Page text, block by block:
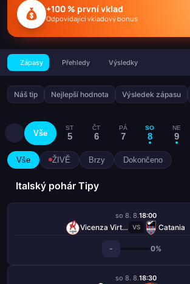
+100 % první vklad
Odpovídající vkladový bonus
Zápasy Přehledy Výsledky
Náš tip Nejlepší hodnota Výsledek zápasu
Vše
ST
5
ČT
6
PÁ
7
SO
8
NE
9
Vše ŽIVĚ Brzy Dokončeno
Italský pohár Tipy
so 8. 8.18:00
Vicenza Virtus VS Catania
- 0%
so 8. 8.18:30